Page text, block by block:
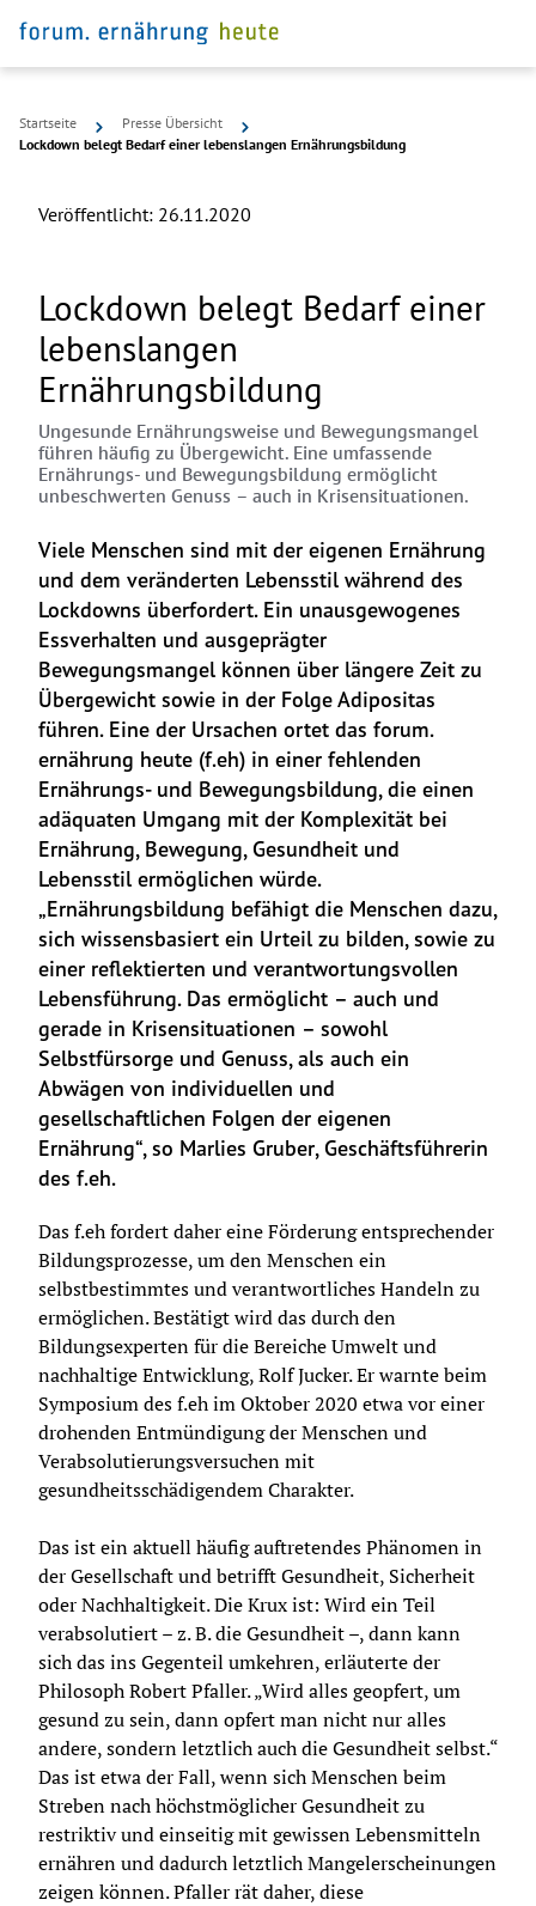
Startseite
Presse Übersicht
Lockdown belegt Bedarf einer lebenslangen Ernährungsbildung
Veröffentlicht: 26.11.2020
Lockdown belegt Bedarf einer
lebenslangen
Ernährungsbildung
Ungesunde Ernährungsweise und Bewegungsmangel
führen häufig zu Übergewicht. Eine umfassende
Ernährungs- und Bewegungsbildung ermöglicht
unbeschwerten Genuss – auch in Krisensituationen.
Viele Menschen sind mit der eigenen Ernährung
und dem veränderten Lebensstil während des
Lockdowns überfordert. Ein unausgewogenes
Essverhalten und ausgeprägter
Bewegungsmangel können über längere Zeit zu
Übergewicht sowie in der Folge Adipositas
führen. Eine der Ursachen ortet das forum.
ernährung heute (f.eh) in einer fehlenden
Ernährungs- und Bewegungsbildung, die einen
adäquaten Umgang mit der Komplexität bei
Ernährung, Bewegung, Gesundheit und
Lebensstil ermöglichen würde.
„Ernährungsbildung befähigt die Menschen dazu,
sich wissensbasiert ein Urteil zu bilden, sowie zu
einer reflektierten und verantwortungsvollen
Lebensführung. Das ermöglicht – auch und
gerade in Krisensituationen – sowohl
Selbstfürsorge und Genuss, als auch ein
Abwägen von individuellen und
gesellschaftlichen Folgen der eigenen
Ernährung“, so Marlies Gruber, Geschäftsführerin
des f.eh.
Das f.eh fordert daher eine Förderung entsprechender
Bildungsprozesse, um den Menschen ein
selbstbestimmtes und verantwortliches Handeln zu
ermöglichen. Bestätigt wird das durch den
Bildungsexperten für die Bereiche Umwelt und
nachhaltige Entwicklung, Rolf Jucker. Er warnte beim
Symposium des f.eh im Oktober 2020 etwa vor einer
drohenden Entmündigung der Menschen und
Verabsolutierungsversuchen mit
gesundheitsschädigendem Charakter.
Das ist ein aktuell häufig auftretendes Phänomen in
der Gesellschaft und betrifft Gesundheit, Sicherheit
oder Nachhaltigkeit. Die Krux ist: Wird ein Teil
verabsolutiert – z. B. die Gesundheit –, dann kann
sich das ins Gegenteil umkehren, erläuterte der
Philosoph Robert Pfaller. „Wird alles geopfert, um
gesund zu sein, dann opfert man nicht nur alles
andere, sondern letztlich auch die Gesundheit selbst.“
Das ist etwa der Fall, wenn sich Menschen beim
Streben nach höchstmöglicher Gesundheit zu
restriktiv und einseitig mit gewissen Lebensmitteln
ernähren und dadurch letztlich Mangelerscheinungen
zeigen können. Pfaller rät daher, diese